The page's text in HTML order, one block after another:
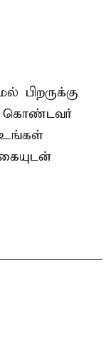
பிறருக்கு
கொண்டவர்
உங்கள்